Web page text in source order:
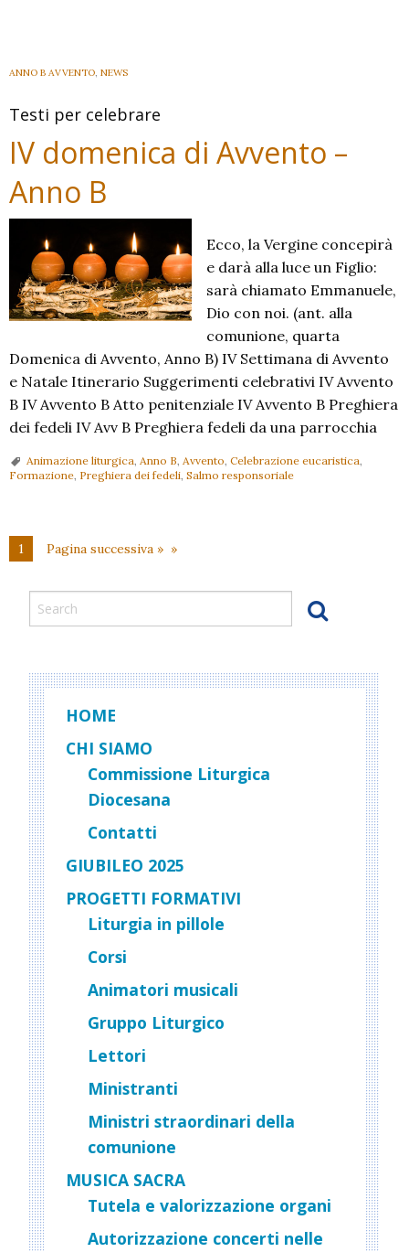
ANNO B AVVENTO, NEWS
Testi per celebrare
IV domenica di Avvento –
Anno B
Ecco, la Vergine concepirà
e darà alla luce un Figlio:
sarà chiamato Emmanuele,
Dio con noi. (ant. alla
comunione, quarta
Domenica di Avvento, Anno B) IV Settimana di Avvento
e Natale Itinerario Suggerimenti celebrativi IV Avvento
B IV Avvento B Atto penitenziale IV Avvento B Preghiera
dei fedeli IV Avv B Preghiera fedeli da una parrocchia
Animazione liturgica, Anno B, Avvento, Celebrazione eucaristica,
Formazione, Preghiera dei fedeli, Salmo responsoriale
1 Pagina successiva »
HOME
CHI SIAMO
Commissione Liturgica
Diocesana
Contatti
GIUBILEO 2025
PROGETTI FORMATIVI
Liturgia in pillole
Corsi
Animatori musicali
Gruppo Liturgico
Lettori
Ministranti
Ministri straordinari della
comunione
MUSICA SACRA
Tutela e valorizzazione organi
Autorizzazione concerti nelle